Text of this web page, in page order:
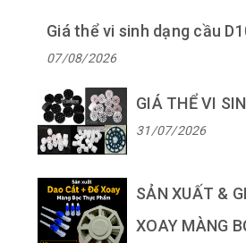
Giá thể vi sinh dạng cầu
07/08/2026
GIÁ THỂ VI
31/07/2026
SẢN XUẤT &
XOAY MÀNG